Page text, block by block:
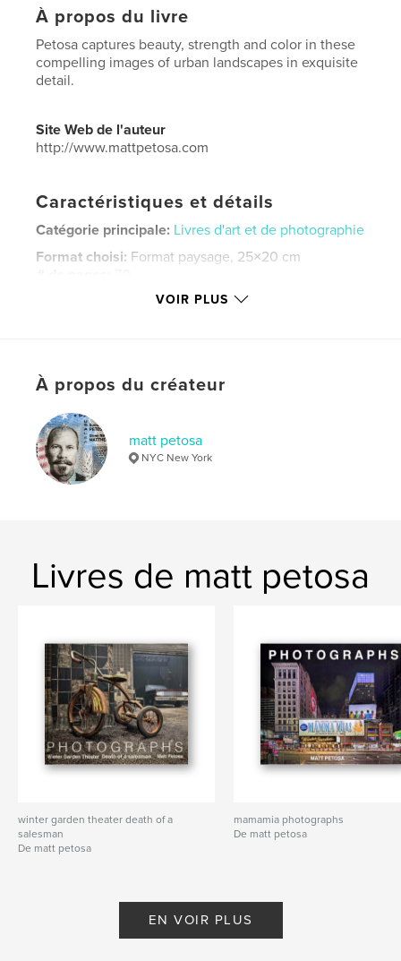
À propos du livre
Petosa captures beauty, strength and color in these
compelling images of urban landscapes in exquisite
detail.
Site Web de l'auteur
http://www.mattpetosa.com
Caractéristiques et détails
Catégorie principale: Livres d'art et de photographie
Format choisi: Format paysage, 25×20 cm
Langue
English
Paris ,
nyc , photography , art
VOIR PLUS
À propos du créateur
matt petosa
NYC New York
Livres de matt petosa
winter garden theater death of a
salesman
De matt petosa
mamamia photographs
De matt petosa
EN VOIR PLUS